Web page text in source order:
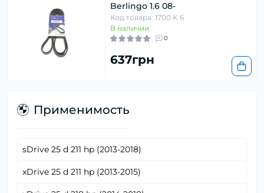
Berlingo 1.6 08-
Код товара: 1700 K 6
В наличии
0
637грн
Применимость
sDrive 25 d 211 hp (2013-2018)
xDrive 25 d 211 hp (2013-2015)